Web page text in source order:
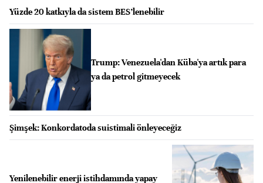
Yüzde 20 katkıyla da sistem BES’lenebilir
Trump: Venezuela'dan Küba'ya artık para
ya da petrol gitmeyecek
Şimşek: Konkordatoda suistimali önleyeceğiz
Yenilenebilir enerji istihdamında yapay